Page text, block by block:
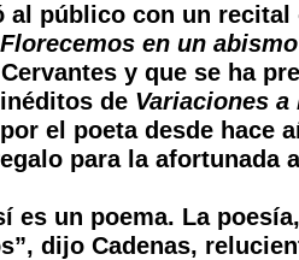
al público con un recital
Florecemos en un abismo
y que se ha
de Variaciones a
el poeta desde hace
para la afortunada
es un poema. La
dijo Cadenas,